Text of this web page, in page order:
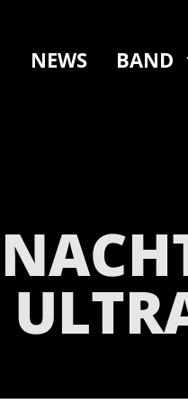
NEWS BAND